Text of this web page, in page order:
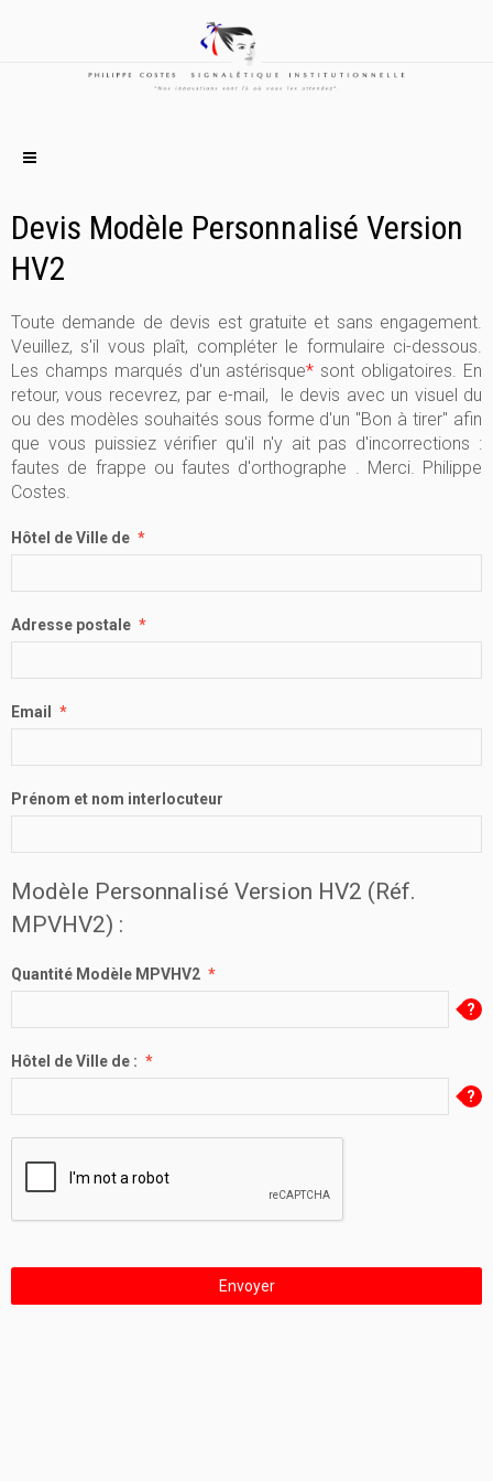
Devis Modèle Personnalisé Version
HV2
Toute demande de devis est gratuite et sans engagement.
Veuillez, s'il vous plaît, compléter le formulaire ci-dessous.
Les champs marqués d'un astérisque* sont obligatoires. En
retour, vous recevrez, par e-mail, le devis avec un visuel du
ou des modèles souhaités sous forme d'un "Bon à tirer" afin
que vous puissiez vérifier qu'il n'y ait pas d'incorrections :
fautes de frappe ou fautes d'orthographe . Merci. Philippe
Costes.
Hôtel de Ville de
Adresse postale
Email
Prénom et nom interlocuteur
Modèle Personnalisé Version HV2 (Réf.
MPVHV2) :
Quantité Modèle MPVHV2
Hôtel de Ville de :
Envoyer